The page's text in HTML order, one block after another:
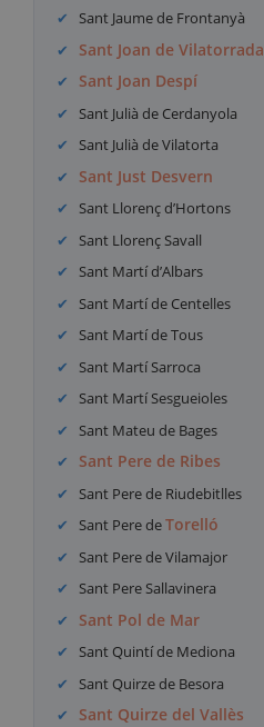
Sant Jaume de Frontanyà
Sant Joan de Vilatorrada
Sant Joan Despí
Sant Julià de Cerdanyola
Sant Julià de Vilatorta
Sant Just Desvern
Sant Llorenç d’Hortons
Sant Llorenç Savall
Sant Martí d’Albars
Sant Martí de Centelles
Sant Martí de Tous
Sant Martí Sarroca
Sant Martí Sesgueioles
Sant Mateu de Bages
Sant Pere de Ribes
Sant Pere de Riudebitlles
Sant Pere deTorelló
Sant Pere de Vilamajor
Sant Pere Sallavinera
Sant Pol de Mar
Sant Quintí de Mediona
Sant Quirze de Besora
Sant Quirze del Vallès